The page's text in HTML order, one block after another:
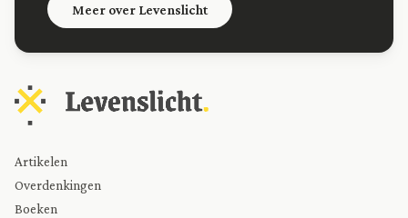
Meer over Levenslicht
Artikelen
Overdenkingen
Boeken